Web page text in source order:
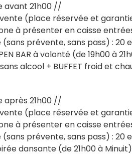
avant 21h00 //
(place réservée et
à présenter en caisse
(sans prévente, sans pass) : 20
BAR à volonté (de 19h00 à
alcool + BUFFET froid et
après 21h00 //
(place réservée et
à présenter en caisse
(sans prévente, sans pass) : 20
dansante (de 21h00 à Minuit)